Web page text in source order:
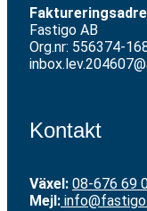
Fastigo AB
Org.nr: 556374-
Kontakt
Växel: 08-676 69
Mejl: